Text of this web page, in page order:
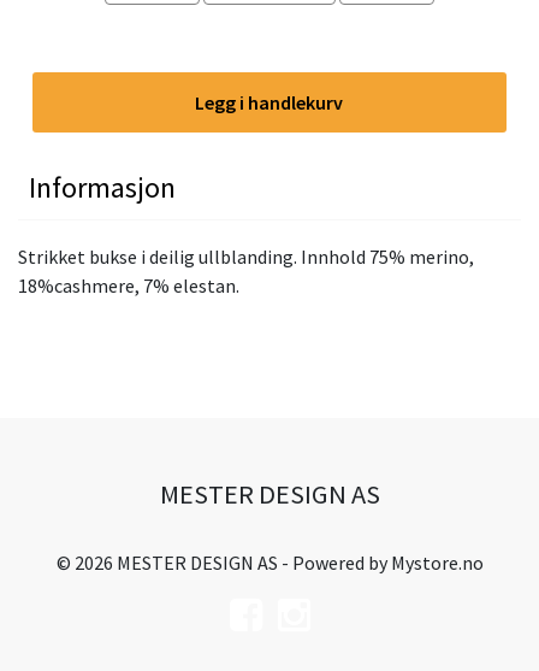
Legg i handlekurv
Informasjon
Strikket bukse i deilig ullblanding. Innhold 75% merino,
18%cashmere, 7% elestan.
MESTER DESIGN AS
© 2026 MESTER DESIGN AS - Powered byMystore.no